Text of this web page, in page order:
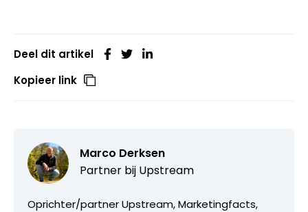
Deel dit artikel
Kopieer link
Marco Derksen
Partner bij Upstream
Oprichter/partner Upstream, Marketingfacts,